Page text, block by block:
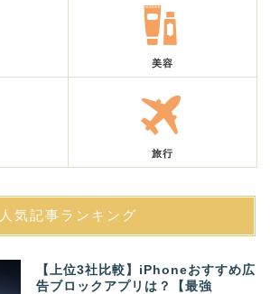
美容
旅行
人気記事ランキング
【上位3社比較】iPhoneおすすめ広
告ブロックアプリは？【最強